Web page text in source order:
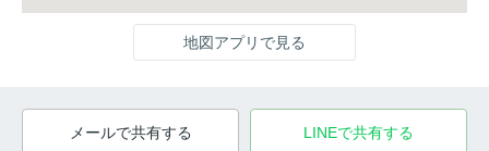
地図アプリで見る
メールで共有する LINEで共有する